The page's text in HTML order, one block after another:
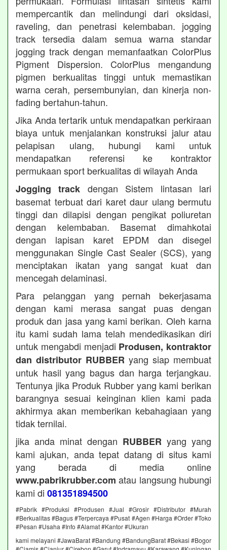
mempercantik dan melindungi dari oksidasi,
raveling, dan penetrasi kelembaban. jogging
track tersedia dalam semua warna standar
jogging track dengan memanfaatkan ColorPlus
Pigment Dispersion. ColorPlus mengandung
pigmen berkualitas tinggi untuk memastikan
warna cerah, persembunyian, dan kinerja non-
fading bertahun-tahun.
Jika Anda tertarik untuk mendapatkan perkiraan
biaya untuk menjalankan konstruksi jalur atau
pelapisan ulang, hubungi kami untuk
mendapatkan referensi ke kontraktor
permukaan sport berkualitas di wilayah Anda
Jogging track dengan Sistem lintasan lari
basemat terbuat dari karet daur ulang bermutu
tinggi dan dilapisi dengan pengikat poliuretan
dengan kelembaban. Basemat dimahkotai
dengan lapisan karet EPDM dan disegel
menggunakan Single Cast Sealer (SCS), yang
menciptakan ikatan yang sangat kuat dan
mencegah delaminasi.
Para pelanggan yang pernah bekerjasama
dengan kami merasa sangat puas dengan
produk dan jasa yang kami berikan. Oleh karna
itu kami sudah lama telah mendedikasikan diri
untuk mengabdi menjadi Produsen, kontraktor
dan distributor RUBBER yang siap membuat
untuk hasil yang bagus dan harga terjangkau.
Tentunya jika Produk Rubber yang kami berikan
barangnya sesuai keinginan klien kami pada
akhirmya akan memberikan kebahagiaan yang
tidak ternilai.
jika anda minat dengan RUBBER yang yang
kami ajukan, anda tepat datang di situs kami
yang berada di media online
www.pabrikrubber.com atau langsung hubungi
kami di 081351894500
#Pabrik #Produksi #Produsen #Jual #Grosir #Distributor #Murah
#Berkualitas #Bagus #Terpercaya #Pusat #Agen #Harga #Order #Toko
#Pesan #Usaha #Info #Alamat #Kantor #Ukuran
kami melayani #JawaBarat #Bandung #BandungBarat #Bekasi #Bogor